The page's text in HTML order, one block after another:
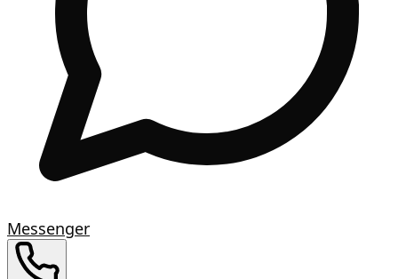
Messenger